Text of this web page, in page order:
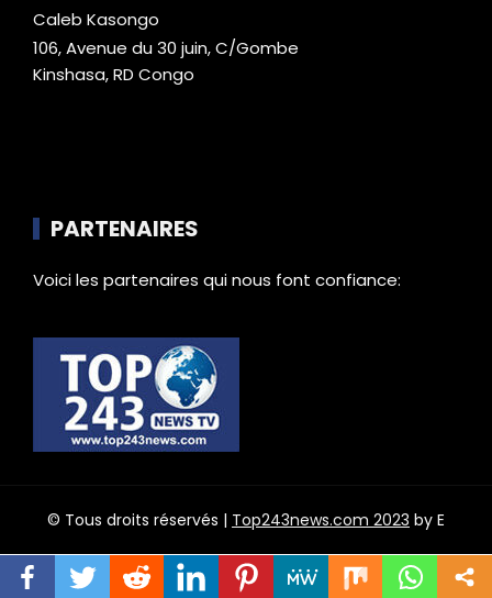
Caleb Kasongo
106, Avenue du 30 juin, C/Gombe
Kinshasa, RD Congo
PARTENAIRES
Voici les partenaires qui nous font confiance:
© Tous droits réservés | Top243news.com 2023 by E